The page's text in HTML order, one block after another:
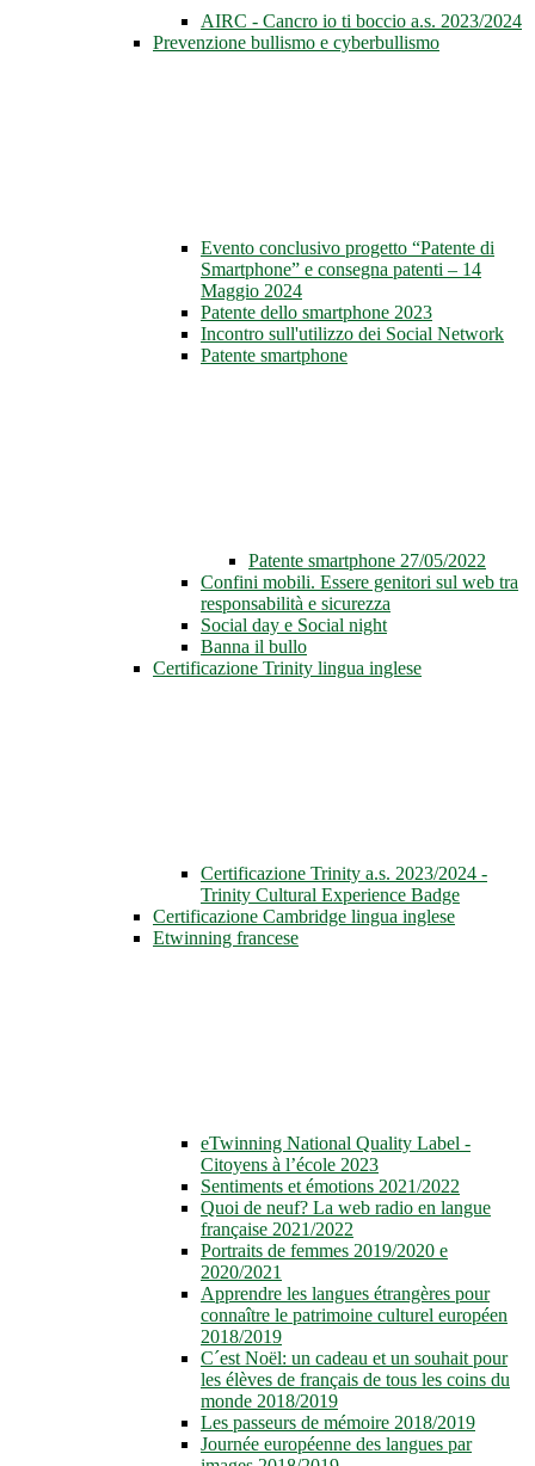
AIRC - Cancro io ti boccio a.s. 2023/2024
Prevenzione bullismo e cyberbullismo
Evento conclusivo progetto “Patente di
Smartphone” e consegna patenti – 14
Maggio 2024
Patente dello smartphone 2023
Incontro sull'utilizzo dei Social Network
Patente smartphone
Patente smartphone 27/05/2022
Confini mobili. Essere genitori sul web tra
responsabilità e sicurezza
Social day e Social night
Banna il bullo
Certificazione Trinity lingua inglese
Certificazione Trinity a.s. 2023/2024 -
Trinity Cultural Experience Badge
Certificazione Cambridge lingua inglese
Etwinning francese
eTwinning National Quality Label -
Citoyens à l’école 2023
Sentiments et émotions 2021/2022
Quoi de neuf? La web radio en langue
française 2021/2022
Portraits de femmes 2019/2020 e
2020/2021
Apprendre les langues étrangères pour
connaître le patrimoine culturel européen
2018/2019
C´est Noël: un cadeau et un souhait pour
les élèves de français de tous les coins du
monde 2018/2019
Les passeurs de mémoire 2018/2019
Journée européenne des langues par